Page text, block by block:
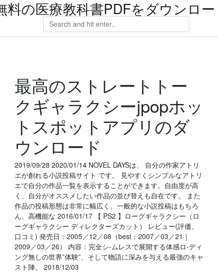
料の医療教科書PDFをダウンロ
最高のストレートトー
クギャラクシーjpopホッ
トスポットアプリのダ
ウンロード
2019/09/28 2020/01/14 NOVEL DAYSは、 自分の作家アトリ
エが創れる小説投稿サイト です。 見やすくシンプルなアトリ
エで自分の作品一覧を表示することができます。自由度が高
く、自分がオススメしたい作品の並び替えも自在です。 また
作品の投稿形態は非常に幅広く、一般的な小説投稿はもちろ
ん、高機能な 2016/01/17 【 PS2 】ローグギャラクシー（ロ
ーグギャラクシー ディレクターズカット） レビュー(評価、
口コミ) 発売日：2005／12／08（best：2007／03／21｜
2009／03／26） 内容：完全シ-ムレスで展開する体感ロ-ディ
ング無しの世界”体験”、そして物語に深みを与える最強のキャ
スト陣。 2018/12/03